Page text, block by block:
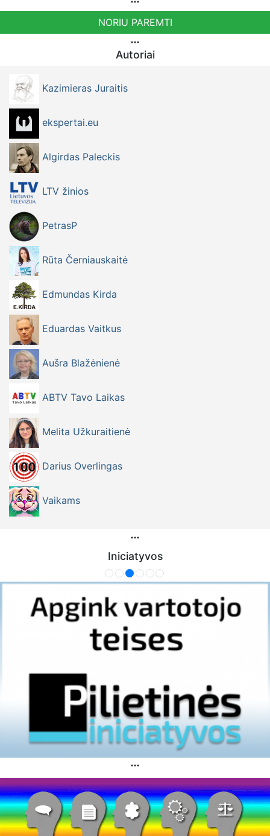
NORIU PAREMTI
Autoriai
Kazimieras Juraitis
ekspertai.eu
Algirdas Paleckis
LTV žinios
PetrasP
Rūta Černiauskaitė
Edmundas Kirda
Eduardas Vaitkus
Aušra Blažėnienė
ABTV Tavo Laikas
Melita Užkuraitienė
Darius Overlingas
Vaikams
Iniciatyvos